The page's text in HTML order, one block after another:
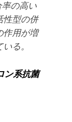
の高い
性型の併
作用が増
る。
ン系抗菌